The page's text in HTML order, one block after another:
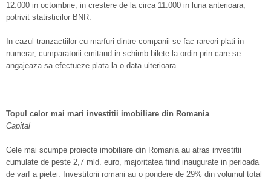
12.000 in octombrie, in crestere de la circa 11.000 in luna anterioara,
potrivit statisticilor BNR.
In cazul tranzactiilor cu marfuri dintre companii se fac rareori plati in
numerar, cumparatorii emitand in schimb bilete la ordin prin care se
angajeaza sa efectueze plata la o data ulterioara.
Topul celor mai mari investitii imobiliare din Romania
Capital
Cele mai scumpe proiecte imobiliare din Romania au atras investitii
cumulate de peste 2,7 mld. euro, majoritatea fiind inaugurate in perioada
de varf a pietei. Investitorii romani au o pondere de 29% din volumul total